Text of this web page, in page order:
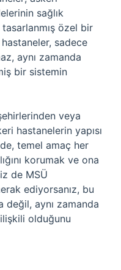
sağlık
tasarlanmış özel bir
hastaneler, sadece
aynı zamanda
bir sistemin
veya
hastanelerin yapısı
temel amaç her
korumak ve ona
de MSÜ
ediyorsanız, bu
değil, aynı zamanda
olduğunu